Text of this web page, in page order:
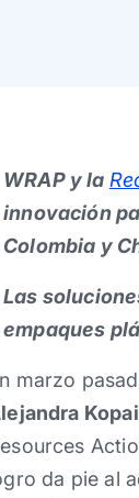
WRAP y la
innovación
Colombia y
Las
empaques
marzo
da pie al